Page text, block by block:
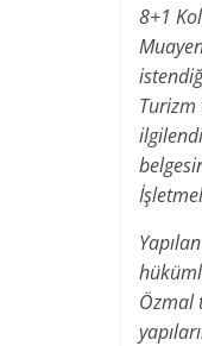
8+1
Turizm
Özmal